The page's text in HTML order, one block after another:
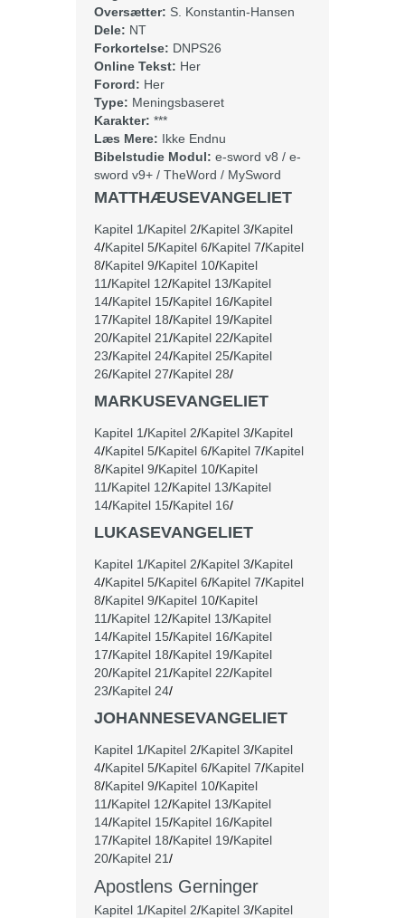
Oversætter: S. Konstantin-Hansen
Dele: NT
Forkortelse: DNPS26
Online Tekst: Her
Forord: Her
Type: Meningsbaseret
Karakter: ***
Læs Mere: Ikke Endnu
Bibelstudie Modul: e-sword v8 / e-
sword v9+ / TheWord / MySword
MATTHÆUSEVANGELIET
Kapitel 1/Kapitel 2/Kapitel 3/Kapitel
4/Kapitel 5/Kapitel 6/Kapitel 7/Kapitel
8/Kapitel 9/Kapitel 10/Kapitel
11/Kapitel 12/Kapitel 13/Kapitel
14/Kapitel 15/Kapitel 16/Kapitel
17/Kapitel 18/Kapitel 19/Kapitel
20/Kapitel 21/Kapitel 22/Kapitel
23/Kapitel 24/Kapitel 25/Kapitel
26/Kapitel 27/Kapitel 28/
MARKUSEVANGELIET
Kapitel 1/Kapitel 2/Kapitel 3/Kapitel
4/Kapitel 5/Kapitel 6/Kapitel 7/Kapitel
8/Kapitel 9/Kapitel 10/Kapitel
11/Kapitel 12/Kapitel 13/Kapitel
14/Kapitel 15/Kapitel 16/
LUKASEVANGELIET
Kapitel 1/Kapitel 2/Kapitel 3/Kapitel
4/Kapitel 5/Kapitel 6/Kapitel 7/Kapitel
8/Kapitel 9/Kapitel 10/Kapitel
11/Kapitel 12/Kapitel 13/Kapitel
14/Kapitel 15/Kapitel 16/Kapitel
17/Kapitel 18/Kapitel 19/Kapitel
20/Kapitel 21/Kapitel 22/Kapitel
23/Kapitel 24/
JOHANNESEVANGELIET
Kapitel 1/Kapitel 2/Kapitel 3/Kapitel
4/Kapitel 5/Kapitel 6/Kapitel 7/Kapitel
8/Kapitel 9/Kapitel 10/Kapitel
11/Kapitel 12/Kapitel 13/Kapitel
14/Kapitel 15/Kapitel 16/Kapitel
17/Kapitel 18/Kapitel 19/Kapitel
20/Kapitel 21/
Apostlens Gerninger
Kapitel 1/Kapitel 2/Kapitel 3/Kapitel